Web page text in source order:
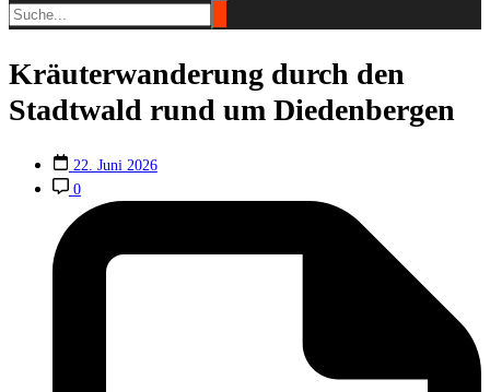
Kräuterwanderung durch den
Stadtwald rund um Diedenbergen
22. Juni 2026
0